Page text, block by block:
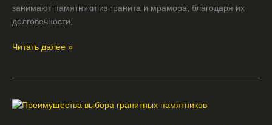
занимают памятники из гранита и мрамора, благодаря их
долговечности,
Читать далее »
Преимущества